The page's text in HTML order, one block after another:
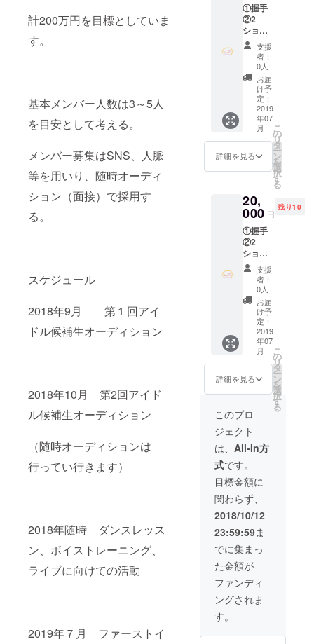
計200万円を目標としていま
す。
基本メンバー人数は3～5人
を目安として考える。
メンバー募集はSNS、人脈
等を用いり、随時オーディ
ション（面接）で採用す
る。
スケジュール
2018年9月 第１回アイ
ドル候補生オーディション
2018年10月 第2回アイド
ル候補生オーディション
（随時オーディションは
行ってい行きます）
2018年随時 ダンスレッス
ン、ボイストレーニング、
ライブに向けての活動
2019年７月 ファーストイ
①握手
②2
ショッ
ト写真
（メン
バー1人
限定）
③オリ
ジナル
グッズ1
点 ④サ
イン
（グ
ループ
全員）
支援
者：
0人
お届
け予
定：
2019
年07
月
詳細を見る
こ
の
リ
タ
ー
ン
を
選
択
す
る
20,
000 円
残り10
①握手
②2
ショッ
ト写真
（メン
バー1人
限定）
③オリ
ジナル
グッズ1
点 ④サ
イン
（グ
ループ
全員）
⑤ライ
ブチ
ケット
（1枚）
支援
者：
0人
お届
け予
定：
2019
年07
月
詳細を見る
こ
の
リ
タ
ー
ン
を
選
択
す
る
このプロ
ジェクト
は、 All-In方
式です。
目標金額に
関わらず、
2018/10/12
23:59:59ま
でに集まっ
た金額が
ファンディ
ングされま
す。